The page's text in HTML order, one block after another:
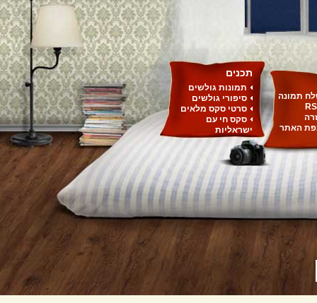
תמונה
האתר
תכנים
תמונות גולשים
סיפורי גולשים
סרטי סקס מלאים
סקס חי עם
ישראליות